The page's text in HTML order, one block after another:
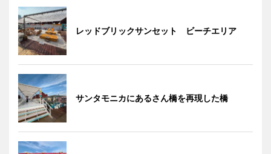
レッドブリックサンセット ビーチエリア
サンタモニカにあるさん橋を再現した橋